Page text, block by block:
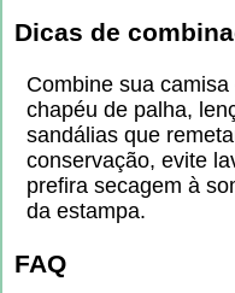
Dicas de
Combine sua
chapéu de palha,
sandálias que
conservação, evite
prefira secagem à
da estampa.
FAQ